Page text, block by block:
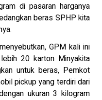
di pasaran harganya
beras SPHP kita
GPM kali ini
20 karton Minyakita
untuk beras, Pemkot
pickup yang terdiri dari
ukuran 3 kilogram